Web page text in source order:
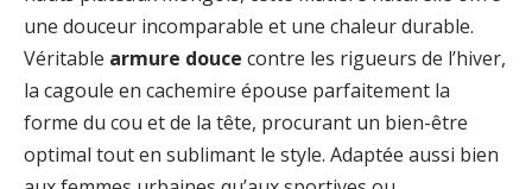
une douceur incomparable et une chaleur durable.
Véritable armure douce contre les rigueurs de l’hiver,
la cagoule en cachemire épouse parfaitement la
forme du cou et de la tête, procurant un bien-être
optimal tout en sublimant le style. Adaptée aussi bien